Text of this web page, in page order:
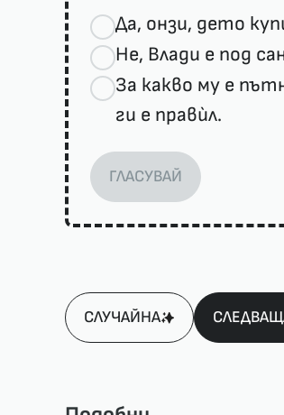
Да, онзи, дето
Не, Влади е под
За какво му е
ги е правѝл.
ГЛАСУВАЙ
СЛУЧАЙНА